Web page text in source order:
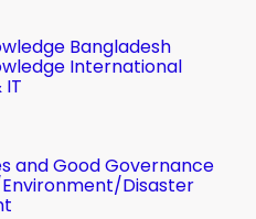
Bangladesh
International
​​and Good Governance
Disaster